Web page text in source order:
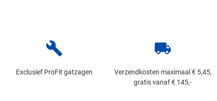
build
Exclusief ProFit gatzagen
local_shipping
Verzendkosten maximaal € 5,45,
gratis vanaf € 145,-